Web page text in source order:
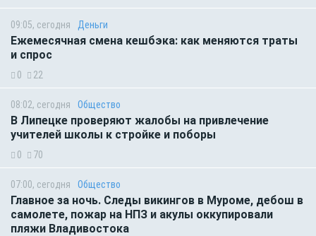
09:05, сегодня Деньги
Ежемесячная смена кешбэка: как меняются траты
и спрос
0 22
08:02, сегодня Общество
В Липецке проверяют жалобы на привлечение
учителей школы к стройке и поборы
0 70
07:00, сегодня Общество
Главное за ночь. Следы викингов в Муроме, дебош в
самолете, пожар на НПЗ и акулы оккупировали
пляжи Владивостока